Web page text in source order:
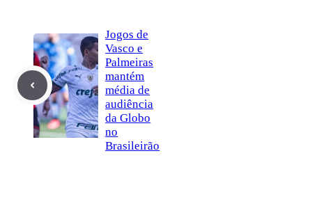
Jogos de
Vasco e
Palmeiras
mantém
média de
audiência
da Globo
no
Brasileirão